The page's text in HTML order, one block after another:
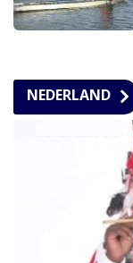
NEDERLAND